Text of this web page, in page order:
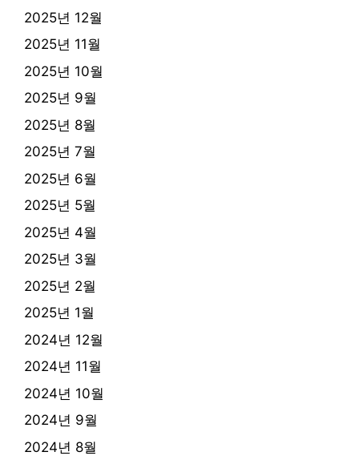
2025년 12월
2025년 11월
2025년 10월
2025년 9월
2025년 8월
2025년 7월
2025년 6월
2025년 5월
2025년 4월
2025년 3월
2025년 2월
2025년 1월
2024년 12월
2024년 11월
2024년 10월
2024년 9월
2024년 8월